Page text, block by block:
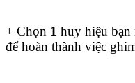
+ Chọn 1 huy hiệu bạn
để hoàn thành việc